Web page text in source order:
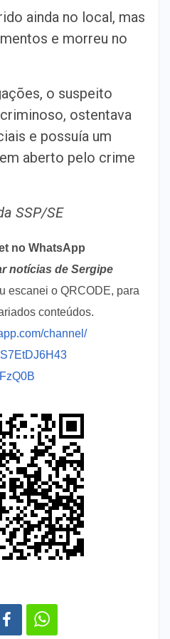
ainda no local, mas
e morreu no
o suspeito
ostentava
e possuía um
aberto pelo crime
SSP/SE
no WhatsApp
notícias de Sergipe
escanei o QRCODE, para
conteúdos.
channel/